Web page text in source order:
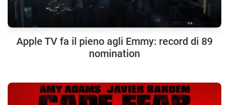
Apple TV fa il pieno agli Emmy: record di 89
nomination